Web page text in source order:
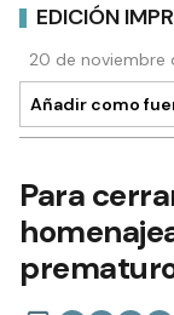
EDICIÓN
20 de noviembre
Añadir como
Para